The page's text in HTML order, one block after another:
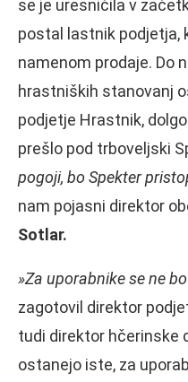
se je uresničila v
postal lastnik podjetja,
namenom prodaje. Do
hrastniških stanovanj
podjetje Hrastnik,
prešlo pod trboveljski
pogoji, bo Spekter
nam pojasni direktor
Sotlar.
»Za uporabnike se ne
zagotovil direktor
tudi direktor hčerinske
ostanejo iste, za